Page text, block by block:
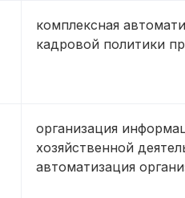
комплексная
кадровой политики
организация
хозяйственной
автоматизация